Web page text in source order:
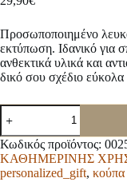
Προσωποποιημένο
εκτύπωση. Ιδανικό για
ανθεκτικά υλικά και
δικό σου σχέδιο
Πατάκι
Εισόδου
Λευκό
με
Εκτύπωση
ποσότητα
Κωδικός προϊόντος:
ΚΑΘΗΜΕΡΙΝΗΣ
personalized_gift, κούπα